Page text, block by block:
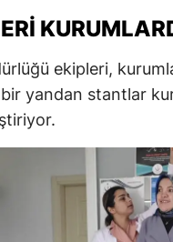
Edirne
Erzurum
Eskişehir
ekipleri,
yandan stantlar